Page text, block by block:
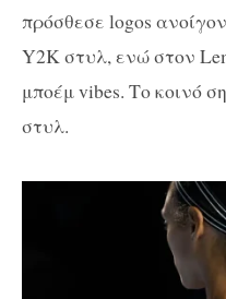
πρόσθεσε logos
Y2K στυλ, ενώ στον
μποέμ vibes. Το κοινό
στυλ.